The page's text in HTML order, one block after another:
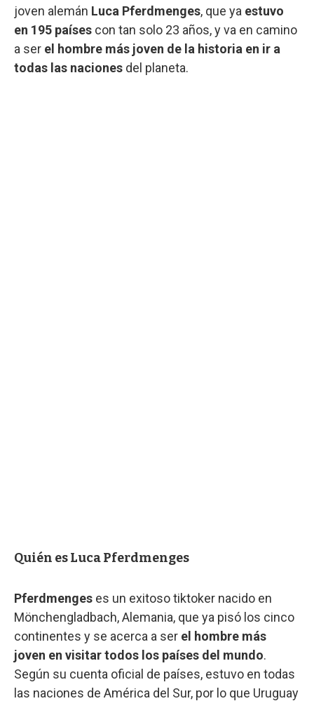
joven alemán Luca Pferdmenges, que ya estuvo
en 195 países con tan solo 23 años, y va en camino
a ser el hombre más joven de la historia en ir a
todas las naciones del planeta.
Quién es Luca Pferdmenges
Pferdmenges es un exitoso tiktoker nacido en
Mönchengladbach, Alemania, que ya pisó los cinco
continentes y se acerca a ser el hombre más
joven en visitar todos los países del mundo.
Según su cuenta oficial de países, estuvo en todas
las naciones de América del Sur, por lo que Uruguay